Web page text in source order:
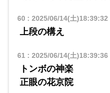
60 : 2025/06/14(土)18:39:32
上段の構え
61 : 2025/06/14(土)18:39:36
トンボの神楽
正眼の花京院